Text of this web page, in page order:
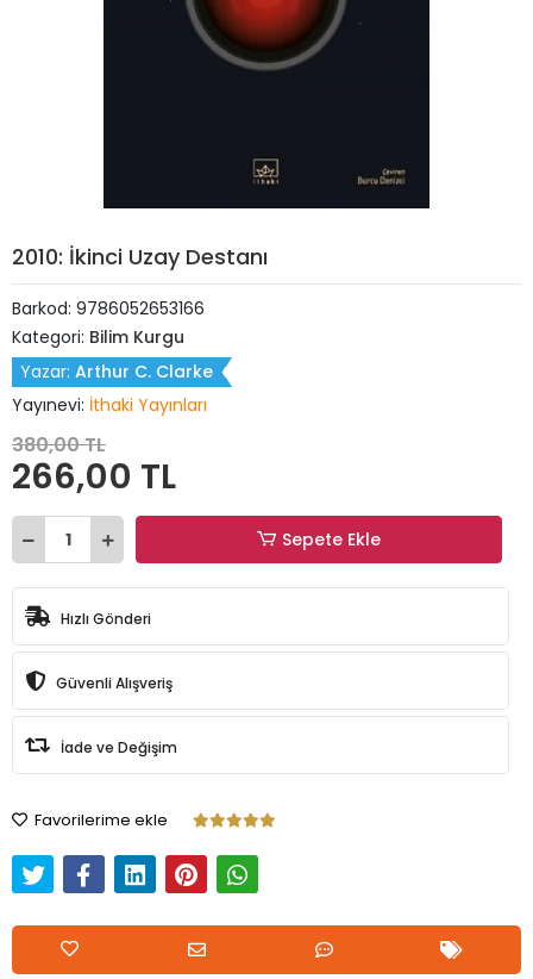
2010: İkinci Uzay Destanı
Barkod: 9786052653166
Kategori: Bilim Kurgu
Yazar: Arthur C. Clarke
Yayınevi: İthaki Yayınları
380,00 TL
266,00 TL
Sepete Ekle
Hızlı Gönderi
Güvenli Alışveriş
İade ve Değişim
Favorilerime ekle